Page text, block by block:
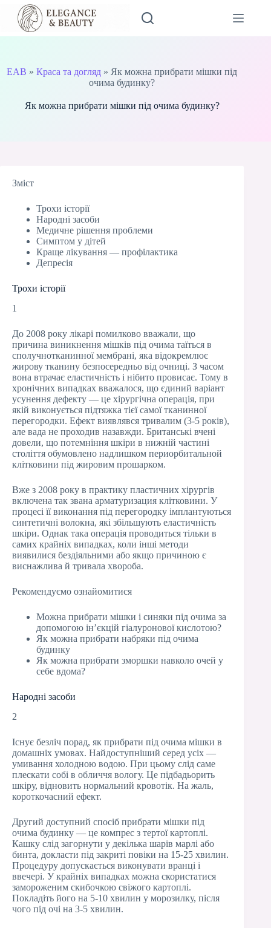
Перейти
вмісту
EAB »Краса та догляд » Як можна прибрати мішки під
очима будинку?
Як можна прибрати мішки під очима будинку?
Зміст
Трохи історії
Народні засоби
Медичне рішення проблеми
Симптом у дітей
Краще лікування — профілактика
Депресія
Трохи історії
1
До 2008 року лікарі помилково вважали, що
причина виникнення мішків під очима таїться в
сполучнотканинної мембрані, яка відокремлює
жирову тканину безпосередньо від очниці. З часом
вона втрачає еластичність і нібито провисає. Тому в
хронічних випадках вважалося, що єдиний варіант
усунення дефекту — це хірургічна операція, при
якій виконується підтяжка тієї самої тканинної
перегородки. Ефект виявлявся тривалим (3-5 років),
але вада не проходив назавжди. Британські вчені
довели, що потемніння шкіри в нижній частині
століття обумовлено надлишком периорбитальной
клітковини під жировим прошарком.
Вже з 2008 року в практику пластичних хірургів
включена так звана арматуризация клітковини. У
процесі її виконання під перегородку імплантуються
синтетичні волокна, які збільшують еластичність
шкіри. Однак така операція проводиться тільки в
самих крайніх випадках, коли інші методи
виявилися бездіяльними або якщо причиною є
виснажлива й тривала хвороба.
Рекомендуємо ознайомитися
Можна прибрати мішки і синяки під очима за
допомогою ін’єкцій гіалуронової кислотою?
Як можна прибрати набряки під очима
будинку
Як можна прибрати зморшки навколо очей у
себе вдома?
Народні засоби
2
Існує безліч порад, як прибрати під очима мішки в
домашніх умовах. Найдоступніший серед усіх —
умивання холодною водою. При цьому слід саме
плескати собі в обличчя вологу. Це підбадьорить
шкіру, відновить нормальний кровотік. На жаль,
короткочасний ефект.
Другий доступний спосіб прибрати мішки під
очима будинку — це компрес з тертої картоплі.
Кашку слід загорнути у декілька шарів марлі або
бинта, докласти під закриті повіки на 15-25 хвилин.
Процедуру допускається виконувати вранці і
ввечері. У крайніх випадках можна скористатися
замороженим скибочкою свіжого картоплі.
Покладіть його на 5-10 хвилин у морозилку, після
чого під очі на 3-5 хвилин.